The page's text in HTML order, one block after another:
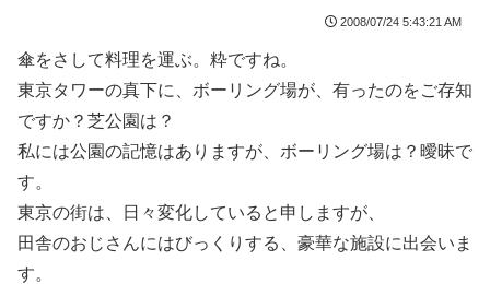
2008/07/24 5:43:21 AM
傘をさして料理を運ぶ。粋ですね。
東京タワーの真下に、ボーリング場が、有ったのをご存知
ですか？芝公園は？
私には公園の記憶はありますが、ボーリング場は？曖昧で
す。
東京の街は、日々変化していると申しますが、
田舎のおじさんにはびっくりする、豪華な施設に出会いま
す。